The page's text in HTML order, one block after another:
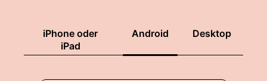
iPhone oder
iPad
Android Desktop